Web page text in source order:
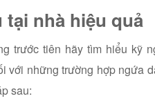
tại nhà hiệu quả
trước tiên hãy tìm hiểu kỹ
với những trường hợp ngứa
sau: